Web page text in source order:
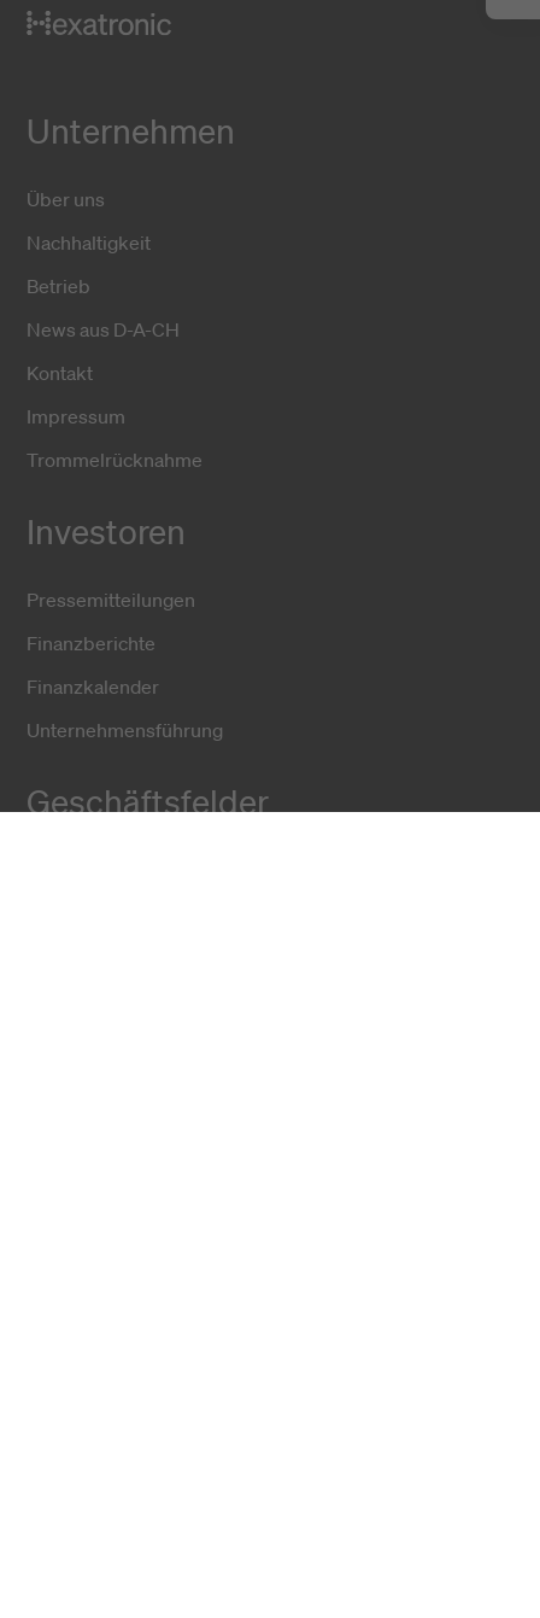
Unternehmen
Über uns
Nachhaltigkeit
Betrieb
News aus D-A-CH
Kontakt
Impressum
Trommelrücknahme
Investoren
Pressemitteilungen
Finanzberichte
Finanzkalender
Unternehmensführung
Geschäftsfelder